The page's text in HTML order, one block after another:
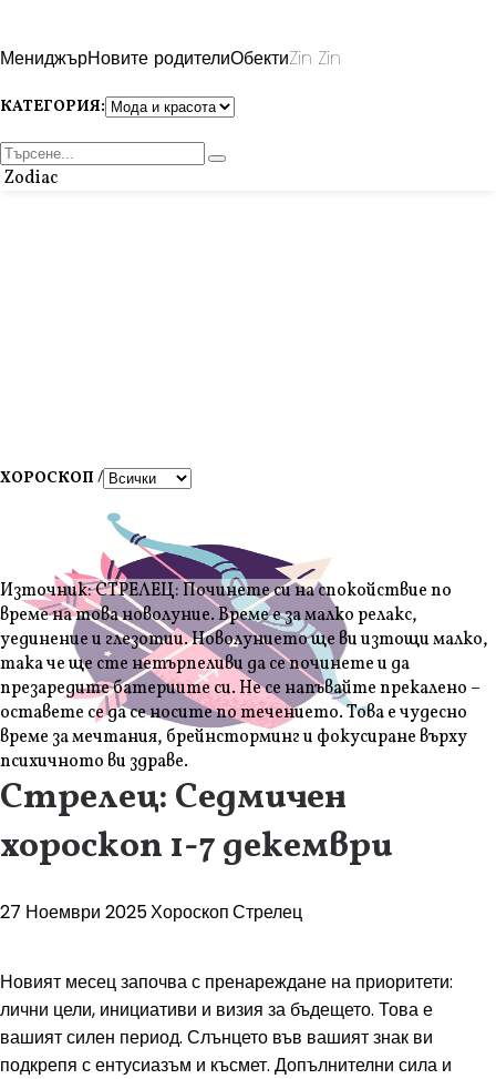
МениджърНовите родителиОбектиZin Zin
КАТЕГОРИЯ:
Zodiac
ХОРОСКОП /
Източник: СТРЕЛЕЦ: Починете си на спокойствие по
време на това новолуние. Време е за малко релакс,
уединение и глезотии. Новолунието ще ви изтощи малко,
така че ще сте нетърпеливи да се починете и да
презаредите батериите си. Не се напъвайте прекалено –
оставете се да се носите по течението. Това е чудесно
време за мечтания, брейнсторминг и фокусиране върху
психичното ви здраве.
Стрелец: Седмичен
хороскоп 1-7 декември
27 Ноември 2025ХороскопСтрелец
Новият месец започва с пренареждане на приоритети:
лични цели, инициативи и визия за бъдещето. Това е
вашият силен период. Слънцето във вашият знак ви
подкрепя с ентусиазъм и късмет. Допълнителни сила и